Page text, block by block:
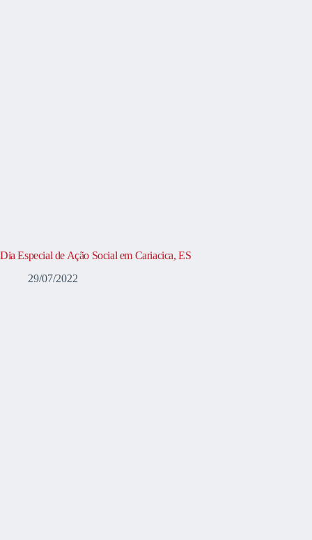
Dia Especial de Ação Social em Cariacica, ES
29/07/2022